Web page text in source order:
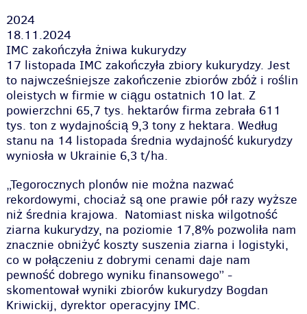
2024
18.11.2024
IMC zakończyła żniwa kukurydzy
17 listopada IMC zakończyła zbiory kukurydzy. Jest
to najwcześniejsze zakończenie zbiorów zbóż i roślin
oleistych w firmie w ciągu ostatnich 10 lat. Z
powierzchni 65,7 tys. hektarów firma zebrała 611
tys. ton z wydajnością 9,3 tony z hektara. Według
stanu na 14 listopada średnia wydajność kukurydzy
wyniosła w Ukrainie 6,3 t/ha.
„Tegorocznych plonów nie można nazwać
rekordowymi, chociaż są one prawie pół razy wyższe
niż średnia krajowa. Natomiast niska wilgotność
ziarna kukurydzy, na poziomie 17,8% pozwoliła nam
znacznie obniżyć koszty suszenia ziarna i logistyki,
co w połączeniu z dobrymi cenami daje nam
pewność dobrego wyniku finansowego” -
skomentował wyniki zbiorów kukurydzy Bogdan
Kriwickij, dyrektor operacyjny IMC.